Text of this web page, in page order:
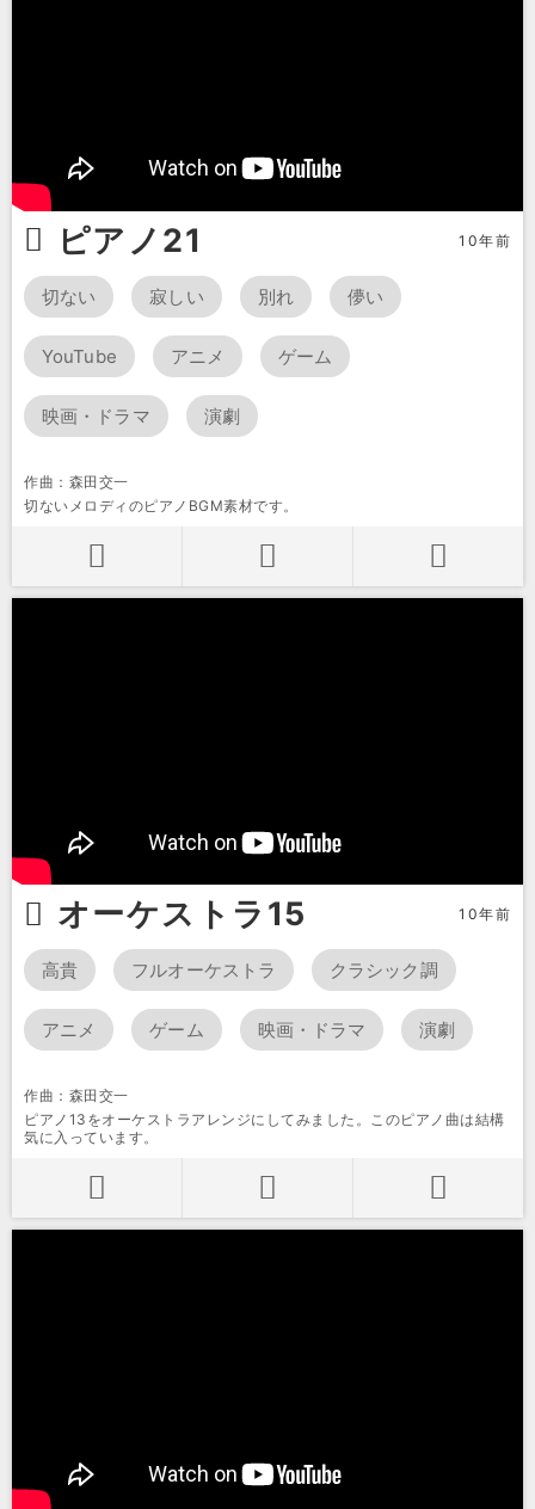
ピアノ21 10年前
切ない 寂しい 別れ 儚い
YouTube アニメ ゲーム
映画・ドラマ 演劇
作曲：森田交一
切ないメロディのピアノBGM素材です。
オーケストラ15 10年前
高貴 フルオーケストラ クラシック調
アニメ ゲーム 映画・ドラマ 演劇
作曲：森田交一
ピアノ13をオーケストラアレンジにしてみました。このピアノ曲は結構
気に入っています。